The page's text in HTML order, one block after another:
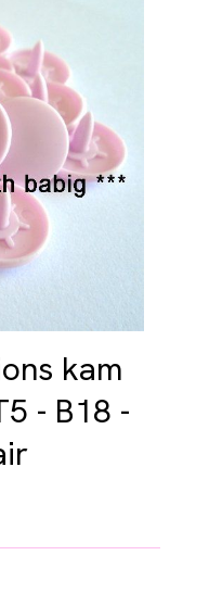
kam
- B18 -